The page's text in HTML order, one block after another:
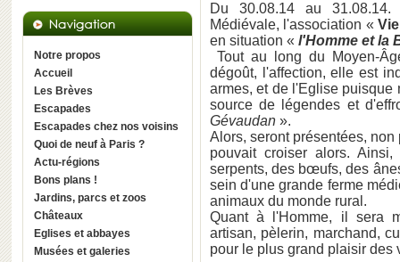
Notre propos
Accueil
Les Brèves
Escapades
Escapades chez nos voisins
Quoi de neuf à Paris ?
Actu-régions
Bons plans !
Jardins, parcs et zoos
Châteaux
Eglises et abbayes
Musées et galeries
Du 30.08.14 au
Médiévale, l'association «
en situation « l'Homme et la
Tout au long du Moyen-
dégoût, l'affection, elle est
armes, et de l'Eglise puisque
source de légendes et
Gévaudan ».
Alors, seront présentées,
pouvait croiser alors.
serpents, des bœufs, des
sein d'une grande ferme
animaux du monde rural.
Quant à l'Homme, il sera
artisan, pèlerin, marchand,
pour le plus grand plaisir des